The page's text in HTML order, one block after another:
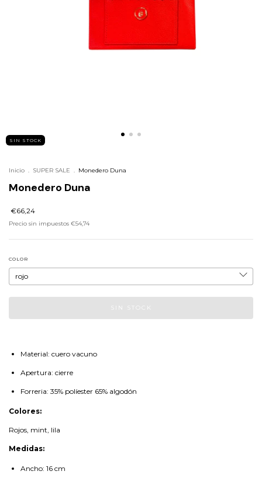
SIN STOCK
Inicio . SUPER SALE . Monedero Duna
Monedero Duna
€66,24
Precio sin impuestos €54,74
COLOR
Material: cuero vacuno
Apertura: cierre
Forreria: 35% políester 65% algodón
Colores:
Rojos, mint, lila
Medidas:
Ancho: 16 cm